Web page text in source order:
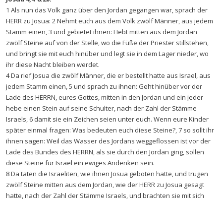
1 Als nun das Volk ganz über den Jordan gegangen war, sprach der
HERR zu Josua: 2 Nehmt euch aus dem Volk zwölf Männer, aus jedem
Stamm einen, 3 und gebietet ihnen: Hebt mitten aus dem Jordan
zwölf Steine auf von der Stelle, wo die Füße der Priester stillstehen,
und bringt sie mit euch hinüber und legt sie in dem Lager nieder, wo
ihr diese Nacht bleiben werdet.
4 Da rief Josua die zwölf Männer, die er bestellt hatte aus Israel, aus
jedem Stamm einen, 5 und sprach zu ihnen: Geht hinüber vor der
Lade des HERRN, eures Gottes, mitten in den Jordan und ein jeder
hebe einen Stein auf seine Schulter, nach der Zahl der Stämme
Israels, 6 damit sie ein Zeichen seien unter euch. Wenn eure Kinder
später einmal fragen: Was bedeuten euch diese Steine?, 7 so sollt ihr
ihnen sagen: Weil das Wasser des Jordans weggeflossen ist vor der
Lade des Bundes des HERRN, als sie durch den Jordan ging, sollen
diese Steine für Israel ein ewiges Andenken sein.
8 Da taten die Israeliten, wie ihnen Josua geboten hatte, und trugen
zwölf Steine mitten aus dem Jordan, wie der HERR zu Josua gesagt
hatte, nach der Zahl der Stämme Israels, und brachten sie mit sich